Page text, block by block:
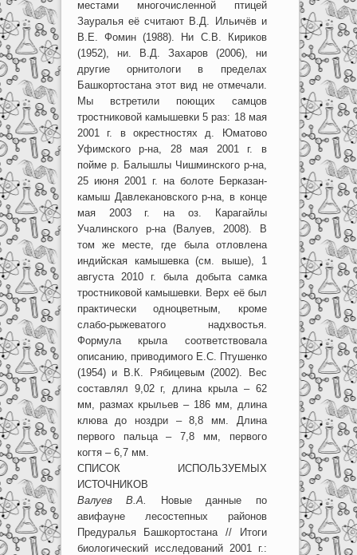
местами многочисленной птицей
Зауралья её считают В.Д. Ильичёв и
В.Е. Фомин (1988). Ни С.В. Кириков
(1952), ни. В.Д. Захаров (2006), ни
другие орнитологи в пределах
Башкортостана этот вид не отмечали.
Мы встретили поющих самцов
тростниковой камышевки 5 раз: 18 мая
2001 г. в окрестностях д. Юматово
Уфимского р-на, 28 мая 2001 г. в
пойме р. Балышлы Чишминского р-на,
25 июня 2001 г. на болоте Берказан-
камыш Давлекановского р-на, в конце
мая 2003 г. на оз. Карагайлы
Учалинского р-на (Валуев, 2008). В
том же месте, где была отловлена
индийская камышевка (см. выше), 1
августа 2010 г. была добыта самка
тростниковой камышевки. Верх её был
практически одноцветным, кроме
слабо-рыжеватого надхвостья.
Формула крыла соответствовала
описанию, приводимого Е.С. Птушенко
(1954) и В.К. Рябицевым (2002). Вес
составлял 9,02 г, длина крыла – 62
мм, размах крыльев – 186 мм, длина
клюва до ноздри – 8,8 мм. Длина
первого пальца – 7,8 мм, первого
когтя – 6,7 мм.
СПИСОК ИСПОЛЬЗУЕМЫХ
ИСТОЧНИКОВ
Валуев В.А.
Новые данные по
авифауне лесостепных районов
Предуралья Башкортостана // Итоги
биологический исследований 2001 г.: